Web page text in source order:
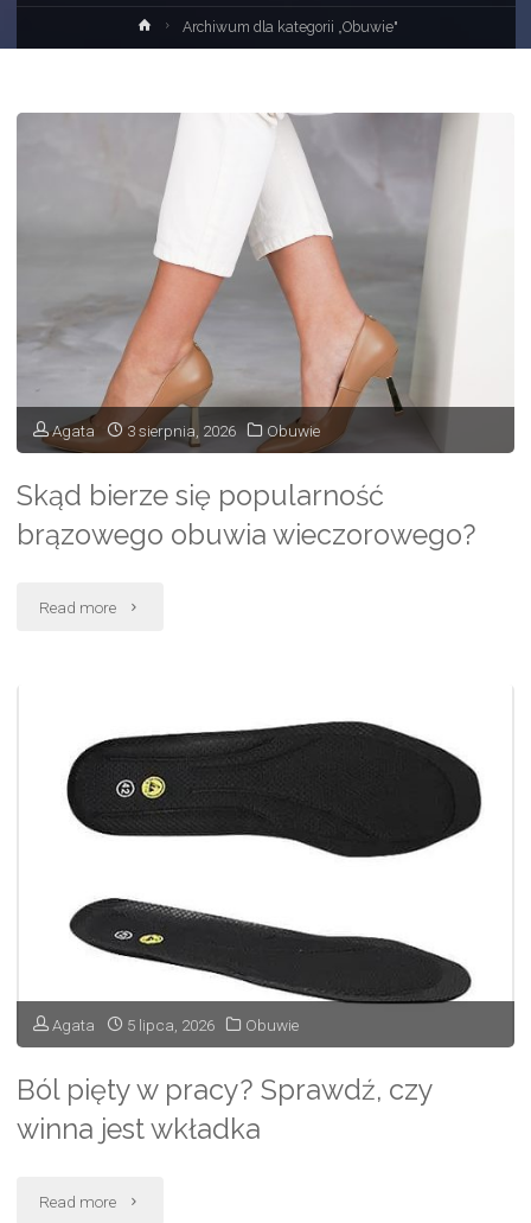
Strona
główna
Archiwum dla kategorii „Obuwie"
Agata 3 sierpnia, 2026 Obuwie
Skąd bierze się popularność
brązowego obuwia wieczorowego?
Read more "Skąd
popularność
brązowego
obuwia
Agata 5 lipca, 2026 Obuwie
Ból pięty w pracy? Sprawdź, czy
winna jest wkładka
Read more "Ból